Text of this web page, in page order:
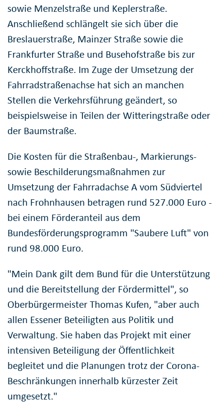
sowie Menzelstraße und Keplerstraße.
Anschließend schlängelt sie sich über die
Breslauerstraße, Mainzer Straße sowie die
Frankfurter Straße und Busehofstraße bis zur
Kerckhoffstraße. Im Zuge der Umsetzung der
Fahrradstraßenachse hat sich an manchen
Stellen die Verkehrsführung geändert, so
beispielsweise in Teilen der Witteringstraße oder
der Baumstraße.
Die Kosten für die Straßenbau-, Markierungs-
sowie Beschilderungsmaßnahmen zur
Umsetzung der Fahrradachse A vom Südviertel
nach Frohnhausen betragen rund 527.000 Euro -
bei einem Förderanteil aus dem
Bundesförderungsprogramm "Saubere Luft" von
rund 98.000 Euro.
"Mein Dank gilt dem Bund für die Unterstützung
und die Bereitstellung der Fördermittel", so
Oberbürgermeister Thomas Kufen, "aber auch
allen Essener Beteiligten aus Politik und
Verwaltung. Sie haben das Projekt mit einer
intensiven Beteiligung der Öffentlichkeit
begleitet und die Planungen trotz der Corona-
Beschränkungen innerhalb kürzester Zeit
umgesetzt."